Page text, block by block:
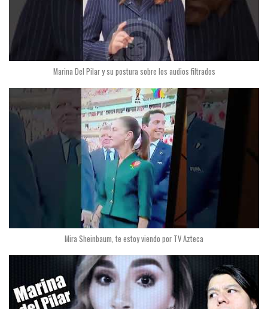
Marina Del Pilar y su postura sobre los audios filtrados
Mira Sheinbaum, te estoy viendo por TV Azteca